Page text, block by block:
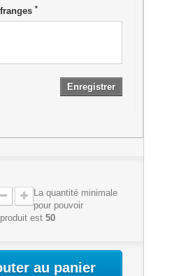
*
Enregistrer
La quantité minimale
pour pouvoir
est 50
au panier